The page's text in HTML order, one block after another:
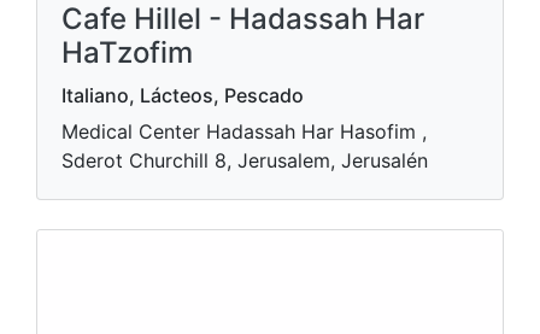
Cafe Hillel - Hadassah Har
HaTzofim
Italiano, Lácteos, Pescado
Medical Center Hadassah Har Hasofim ,
Sderot Churchill 8, Jerusalem, Jerusalén